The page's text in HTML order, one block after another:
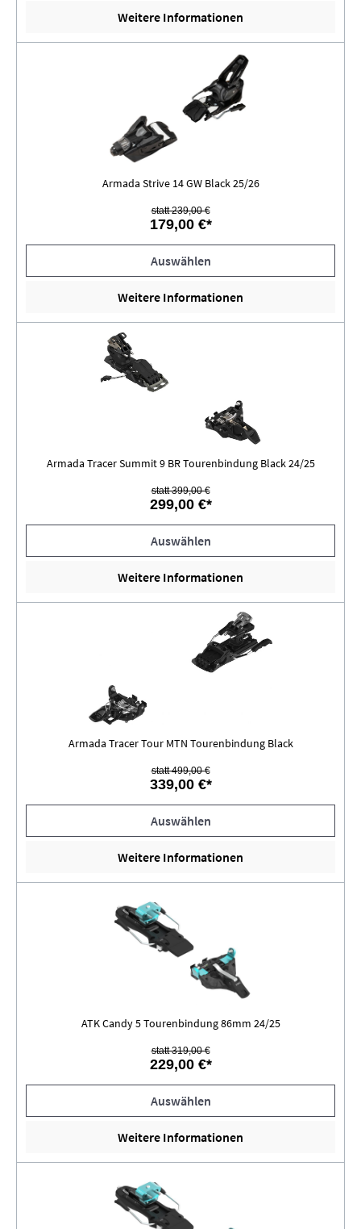
Weitere Informationen
Armada Strive 14 GW Black 25/26
statt 239,00 €
179,00 €*
Auswählen
Weitere Informationen
Armada Tracer Summit 9 BR Tourenbindung Black 24/25
statt 399,00 €
299,00 €*
Auswählen
Weitere Informationen
Armada Tracer Tour MTN Tourenbindung Black
statt 499,00 €
339,00 €*
Auswählen
Weitere Informationen
ATK Candy 5 Tourenbindung 86mm 24/25
statt 319,00 €
229,00 €*
Auswählen
Weitere Informationen